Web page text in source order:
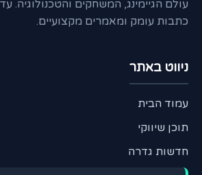
עולם הגיימינג, המשחקים והטכנולוגיה.
כתבות עומק ומאמרים מקצועיים.
ניווט באתר
עמוד הבית
תוכן שיווקי
חדשות גדרה